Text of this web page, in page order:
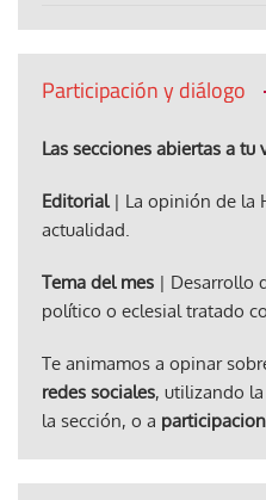
Participación y diálogo
Las secciones abiertas a tu
Editorial| La opinión de la
actualidad.
Tema del mes | Desarrollo
político o eclesial tratado
Te animamos a opinar
redes sociales, utilizando
la sección, o a